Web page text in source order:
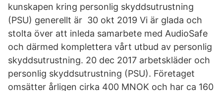
kunskapen kring personlig skyddsutrustning
(PSU) generellt är 30 okt 2019 Vi är glada och
stolta över att inleda samarbete med AudioSafe
och därmed komplettera vårt utbud av personlig
skyddsutrustning. 20 dec 2017 arbetskläder och
personlig skyddsutrustning (PSU). Företaget
omsätter årligen cirka 400 MNOK och har ca 160